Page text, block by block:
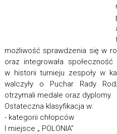
możliwość sprawdzenia się w
oraz integrowała
w historii turnieju zespoły w
walczyły o Puchar Rady
otrzymali medale oraz dyplomy.
Ostateczna klasyfikacja w:
- kategorii chłopców
I miejsce „ POLONIA”